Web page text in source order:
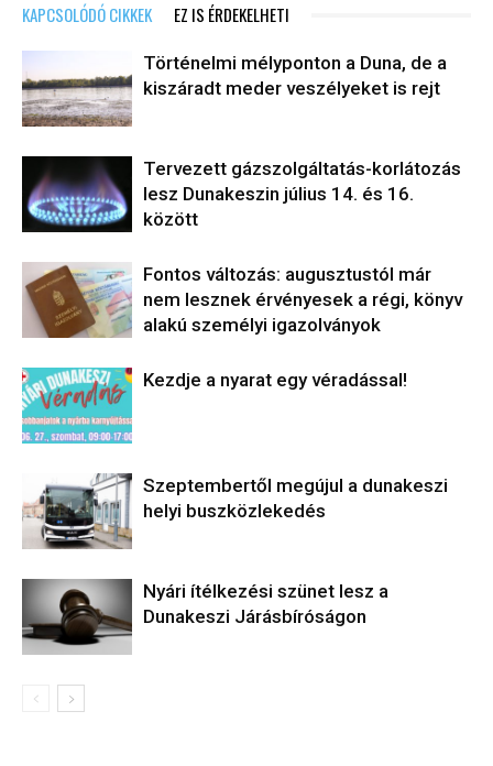
KAPCSOLÓDÓ CIKKEK EZ IS ÉRDEKELHETI
Történelmi mélyponton a Duna, de a
kiszáradt meder veszélyeket is rejt
Tervezett gázszolgáltatás-korlátozás
lesz Dunakeszin július 14. és 16.
között
Fontos változás: augusztustól már
nem lesznek érvényesek a régi, könyv
alakú személyi igazolványok
Kezdje a nyarat egy véradással!
Szeptembertől megújul a dunakeszi
helyi buszközlekedés
Nyári ítélkezési szünet lesz a
Dunakeszi Járásbíróságon